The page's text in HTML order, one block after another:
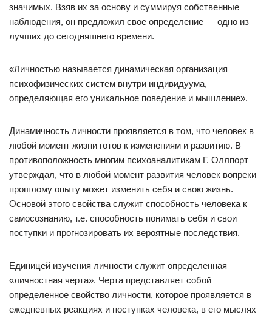
значимых. Взяв их за основу и суммируя собственные
наблюдения, он предложил свое определение — одно из
лучших до сегодняшнего времени.
«Личностью называется динамическая организация
психофизических систем внутри индивидуума,
определяющая его уникальное поведение и мышление».
Динамичность личности проявляется в том, что человек в
любой момент жизни готов к изменениям и развитию. В
противоположность многим психоаналитикам Г. Оллпорт
утверждал, что в любой момент развития человек вопреки
прошлому опыту может изменить себя и свою жизнь.
Основой этого свойства служит способность человека к
самосознанию, т.е. способность понимать себя и свои
поступки и прогнозировать их вероятные последствия.
Единицей изучения личности служит определенная
«личностная черта». Черта представляет собой
определенное свойство личности, которое проявляется в
ежедневных реакциях и поступках человека, в его мыслях